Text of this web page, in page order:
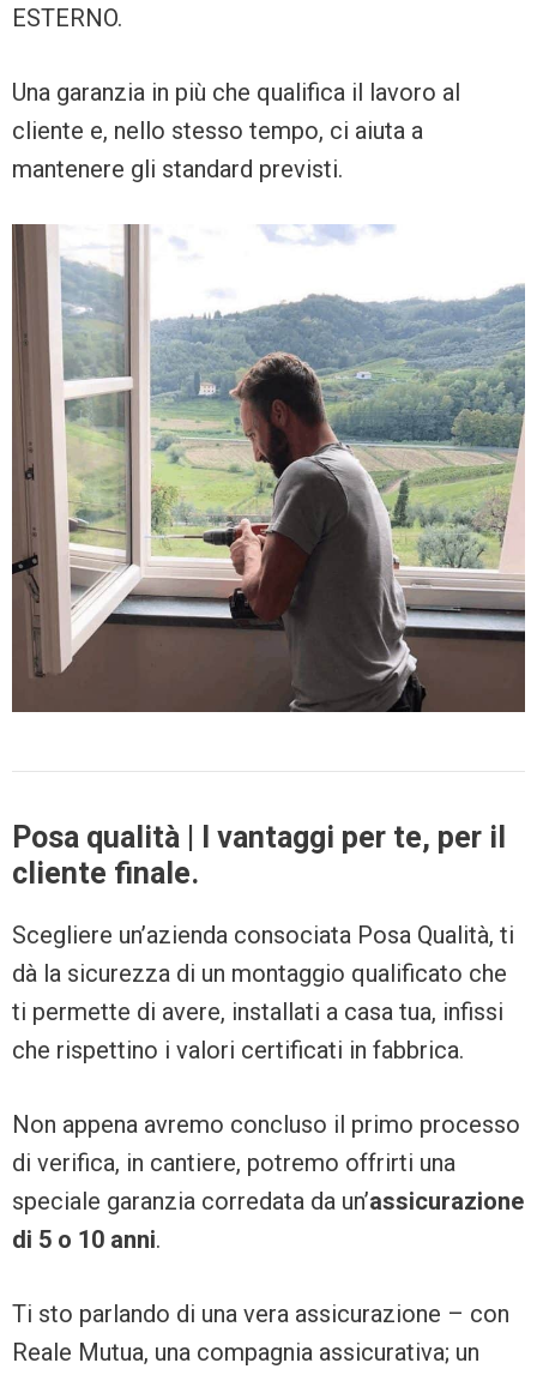
ESTERNO.
Una garanzia in più che qualifica il lavoro al
cliente e, nello stesso tempo, ci aiuta a
mantenere gli standard previsti.
Posa qualità | I vantaggi per te, per il
cliente finale.
Scegliere un’azienda consociata Posa Qualità, ti
dà la sicurezza di un montaggio qualificato che
ti permette di avere, installati a casa tua, infissi
che rispettino i valori certificati in fabbrica.
Non appena avremo concluso il primo processo
di verifica, in cantiere, potremo offrirti una
speciale garanzia corredata da un’assicurazione
di 5 o 10 anni.
Ti sto parlando di una vera assicurazione – con
Reale Mutua, una compagnia assicurativa; un